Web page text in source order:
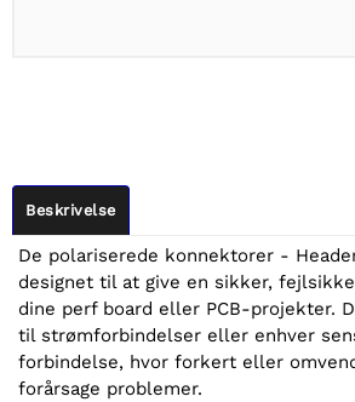
Beskrivelse
De polariserede konnektorer -
designet til at give en sikker,
dine perf board eller PCB-projekter.
til strømforbindelser eller enhver
forbindelse, hvor forkert eller
forårsage problemer.